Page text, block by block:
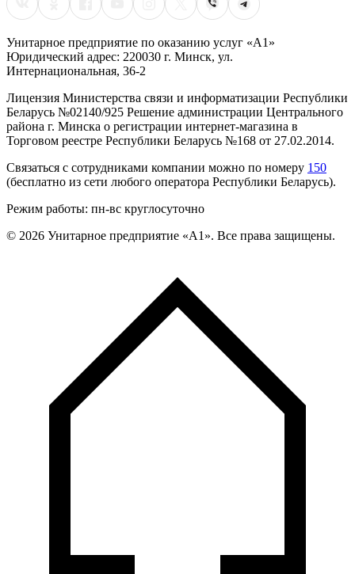
Унитарное предприятие по оказанию услуг «А1»
Юридический адрес: 220030 г. Минск, ул.
Интернациональная, 36-2
Лицензия Министерства связи и информатизации Республики
Беларусь №02140/925 Решение администрации Центрального
района г. Минска о регистрации интернет-магазина в
Торговом реестре Республики Беларусь №168 от 27.02.2014.
Связаться с сотрудниками компании можно по номеру 150
(бесплатно из сети любого оператора Республики Беларусь).
Режим работы: пн-вс круглосуточно
© 2026 Унитарное предприятие «А1». Все права защищены.